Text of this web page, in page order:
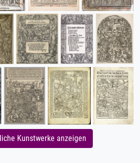
Kunstwerke anzeigen